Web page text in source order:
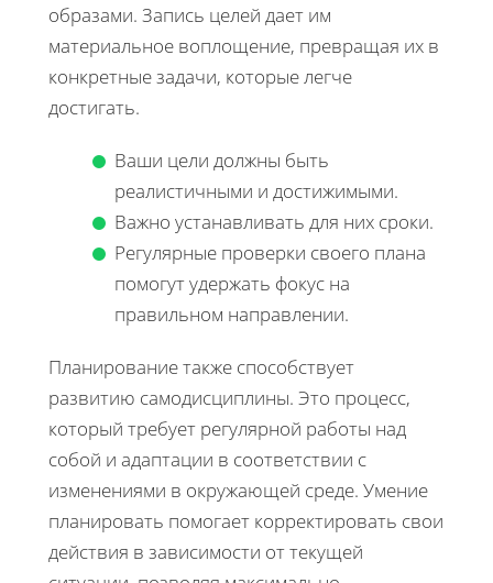
образами. Запись целей дает им
материальное воплощение, превращая их в
конкретные задачи, которые легче
достигать.
Ваши цели должны быть
реалистичными и достижимыми.
Важно устанавливать для них сроки.
Регулярные проверки своего плана
помогут удержать фокус на
правильном направлении.
Планирование также способствует
развитию самодисциплины. Это процесс,
который требует регулярной работы над
собой и адаптации в соответствии с
изменениями в окружающей среде. Умение
планировать помогает корректировать свои
действия в зависимости от текущей